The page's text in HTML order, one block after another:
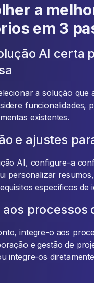
a
em 3
AI certa
a solução que
funcionalidades,
existentes.
e ajustes
AI, configure-a
personalizar
específicos de
aos processos
integre-o aos
e gestão de
integre-os